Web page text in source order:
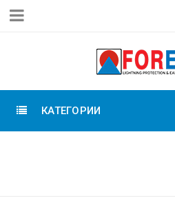
КАТЕГОРИИ